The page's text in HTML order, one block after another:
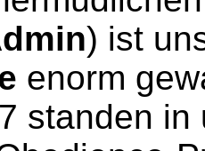
) ist
enorm
standen